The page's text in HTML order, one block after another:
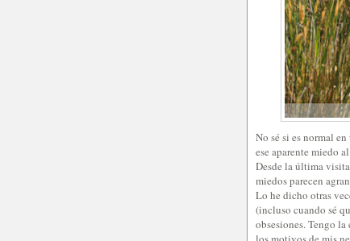
No sé si es normal
ese aparente miedo
Desde la última
miedos parecen
Lo he dicho otras
(incluso cuando sé
obsesiones. Tengo